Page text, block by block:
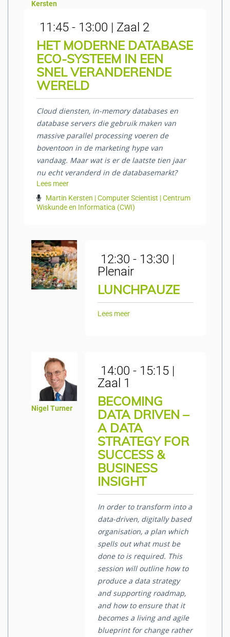
Kersten
11:45 - 13:00 | Zaal 2
HET MODERNE DATABASE
ECO-SYSTEEM IN EEN
SNEL VERANDERENDE
WERELD
Cloud diensten, in-memory databases en
database servers die gebruik maken van
massive parallel processing voeren de
boventoon in de marketing hype van
vandaag. Maar wat is er de laatste tien jaar
nu echt veranderd in de databasemarkt?
Lees meer
Martin Kersten | Computer Scientist | Centrum
Wiskunde en Informatica (CWI)
12:30 - 13:30 |
Plenair
LUNCHPAUZE
Lees meer
Nigel Turner
14:00 - 15:15 |
Zaal 1
BECOMING
DATA DRIVEN –
A DATA
STRATEGY FOR
SUCCESS &
BUSINESS
INSIGHT
In order to transform into a
data-driven, digitally based
organisation, a plan which
spells out what must be
done to is required. This
session will outline how to
produce a data strategy
and supporting roadmap,
and how to ensure that it
becomes a living and agile
blueprint for change rather